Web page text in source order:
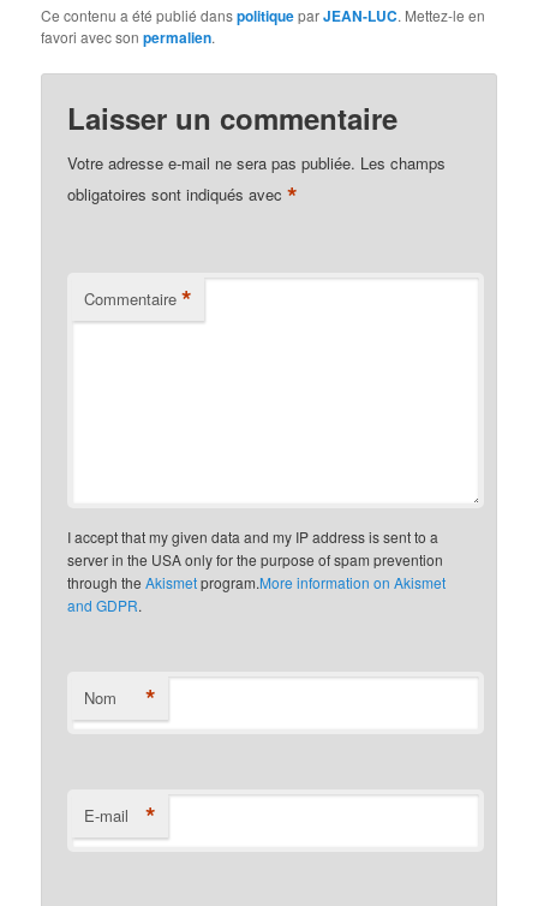
Ce contenu a été publié danspolitiqueparJEAN-LUC. Mettez-le en
favori avec sonpermalien.
Laisser un commentaire
Votre adresse e-mail ne sera pas publiée. Les champs
obligatoires sont indiqués avec*
Commentaire *
I accept that my given data and my IP address is sent to a
server in the USA only for the purpose of spam prevention
through theAkismetprogram.More information on Akismet
and GDPR.
Nom *
E-mail *